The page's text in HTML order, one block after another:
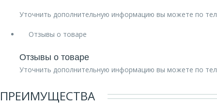
Уточнить дополнительную информацию вы можете по
Отзывы о товаре
Отзывы о товаре
Уточнить дополнительную информацию вы можете по
ПРЕИМУЩЕСТВА